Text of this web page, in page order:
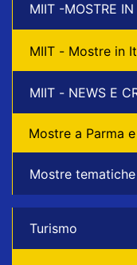
MIIT -MOSTRE
MIIT - Mostre in
MIIT - NEWS E
Mostre a Parma
Mostre tematiche
Turismo